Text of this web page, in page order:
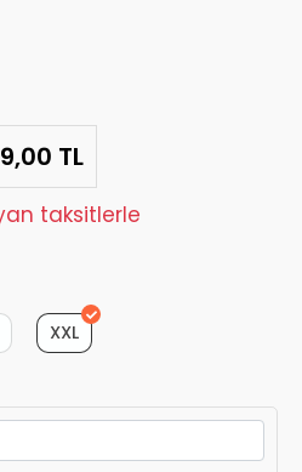
TL
taksitlerle
XXL